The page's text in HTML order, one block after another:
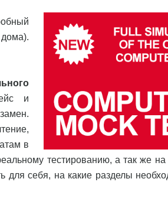
и
в
тестированию, а так же на
себя, на какие разделы